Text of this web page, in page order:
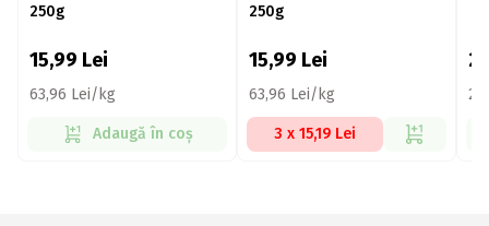
250g
15,99 Lei
63,96 Lei/kg
Adaugă în coș
250g
15,99 Lei
63,96 Lei/kg
3 x 15,19 Lei